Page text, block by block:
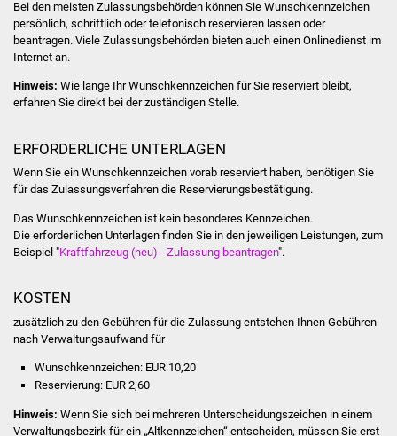
Kolping-Musikschule
Volkshochschule
Soziale Einrichtungen
Lokale Agenda
Jugendhaus
Fachteam Jugend
Familienzentrum
Bei den meisten Zulassungsbehörden können Sie Wunschkennzeichen
persönlich, schriftlich oder telefonisch reservieren lassen oder
beantragen. Viele Zulassungsbehörden bieten auch einen Onlinedienst im
Internet an.
Hinweis: Wie lange Ihr Wunschkennzeichen für Sie reserviert bleibt,
erfahren Sie direkt bei der zuständigen Stelle.
ERFORDERLICHE UNTERLAGEN
Wenn Sie ein Wunschkennzeichen vorab reserviert haben, benötigen Sie
für das Zulassungsverfahren die Reservierungsbestätigung.
Das Wunschkennzeichen ist kein besonderes Kennzeichen.
Die erforderlichen Unterlagen finden Sie in den jeweiligen Leistungen, zum
Beispiel "Kraftfahrzeug (neu) - Zulassung beantragen".
KOSTEN
zusätzlich zu den Gebühren für die Zulassung entstehen Ihnen Gebühren
nach Verwaltungsaufwand für
Wunschkennzeichen: EUR 10,20
Reservierung: EUR 2,60
Hinweis: Wenn Sie sich bei mehreren Unterscheidungszeichen in einem
Verwaltungsbezirk für ein „Altkennzeichen“ entscheiden, müssen Sie erst